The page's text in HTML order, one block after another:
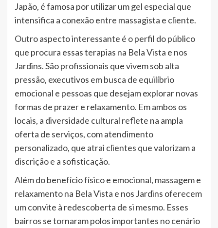
Japão, é famosa por utilizar um gel especial que
intensifica a conexão entre massagista e cliente.
Outro aspecto interessante é o perfil do público
que procura essas terapias na Bela Vista e nos
Jardins. São profissionais que vivem sob alta
pressão, executivos em busca de equilíbrio
emocional e pessoas que desejam explorar novas
formas de prazer e relaxamento. Em ambos os
locais, a diversidade cultural reflete na ampla
oferta de serviços, com atendimento
personalizado, que atrai clientes que valorizam a
discrição e a sofisticação.
Além do benefício físico e emocional, massagem e
relaxamento na Bela Vista e nos Jardins oferecem
um convite à redescoberta de si mesmo. Esses
bairros se tornaram polos importantes no cenário